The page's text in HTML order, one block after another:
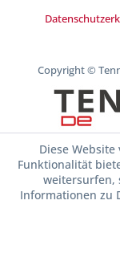
Copyright ©
Diese
Funktionalität
weitersurfen,
Informationen zu